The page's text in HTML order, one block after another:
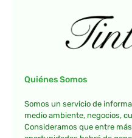
Quiénes Somos
Somos un servicio de
medio ambiente, negocios,
Consideramos que entre